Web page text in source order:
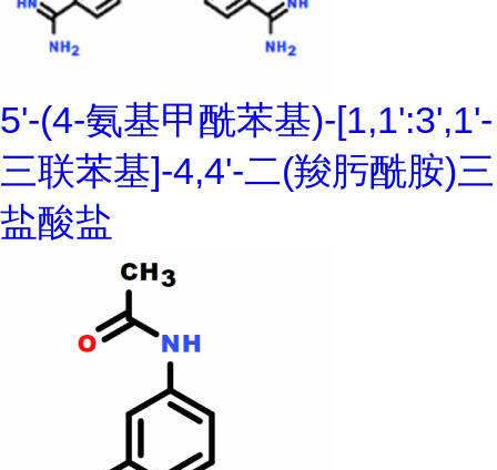
5'-(4-氨基甲酰苯基)-[1,1':3',1'-
三联苯基]-4,4'-二(羧肟酰胺)三
盐酸盐